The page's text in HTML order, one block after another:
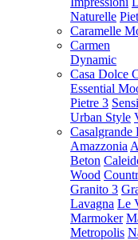
Naturelle
Caramelle
Carmen
Dynamic
Casa Dolce
Essential
Pietre 3 Sensi
Urban Style
Casalgrande
Amazzonia
Beton
Wood
Granito 3
Lavagna Le
Marmoker
Metropolis